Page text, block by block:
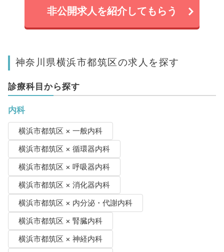
非公開求人を紹介してもらう
神奈川県横浜市都筑区の求人を探す
診療科目から探す
内科
横浜市都筑区 × 一般内科
横浜市都筑区 × 循環器内科
横浜市都筑区 × 呼吸器内科
横浜市都筑区 × 消化器内科
横浜市都筑区 × 内分泌・代謝内科
横浜市都筑区 × 腎臓内科
横浜市都筑区 × 神経内科